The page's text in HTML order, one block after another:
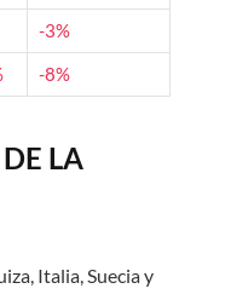
-3%
-8%
LA
Italia, Suecia y